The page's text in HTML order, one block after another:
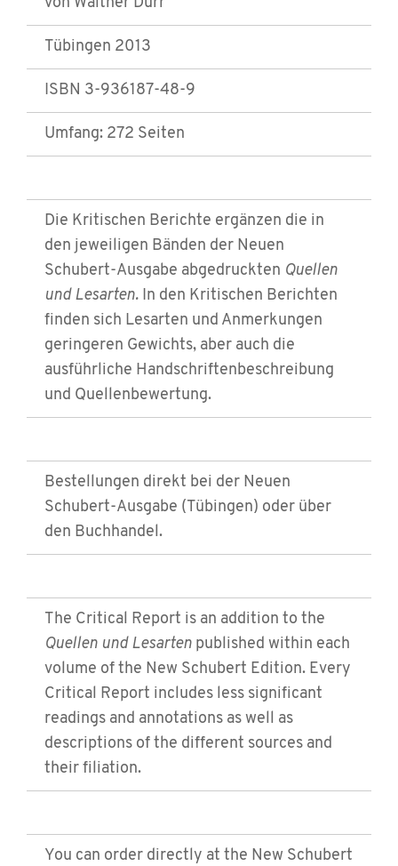
Tübingen 2013
ISBN 3-936187-48-9
Umfang: 272 Seiten
Die Kritischen Berichte ergänzen die in
den jeweiligen Bänden der Neuen
Schubert-Ausgabe abgedruckten Quellen
und Lesarten. In den Kritischen Berichten
finden sich Lesarten und Anmerkungen
geringeren Gewichts, aber auch die
ausführliche Handschriftenbeschreibung
und Quellenbewertung.
Bestellungen direkt bei der Neuen
Schubert-Ausgabe (Tübingen) oder über
den Buchhandel.
The Critical Report is an addition to the
Quellen und Lesarten published within each
volume of the New Schubert Edition. Every
Critical Report includes less significant
readings and annotations as well as
descriptions of the different sources and
their filiation.
You can order directly at the New Schubert